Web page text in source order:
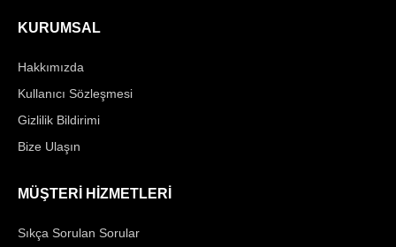
KURUMSAL
Hakkımızda
Kullanıcı Sözleşmesi
Gizlilik Bildirimi
Bize Ulaşın
MÜŞTERİ HİZMETLERİ
Sıkça Sorulan Sorular